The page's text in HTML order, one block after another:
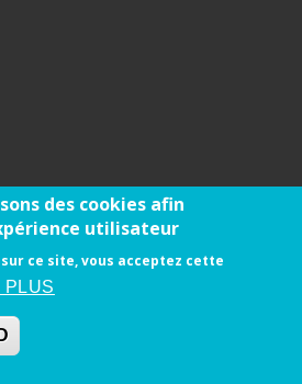
des cookies afin
utilisateur
ce site, vous acceptez cette
PLUS